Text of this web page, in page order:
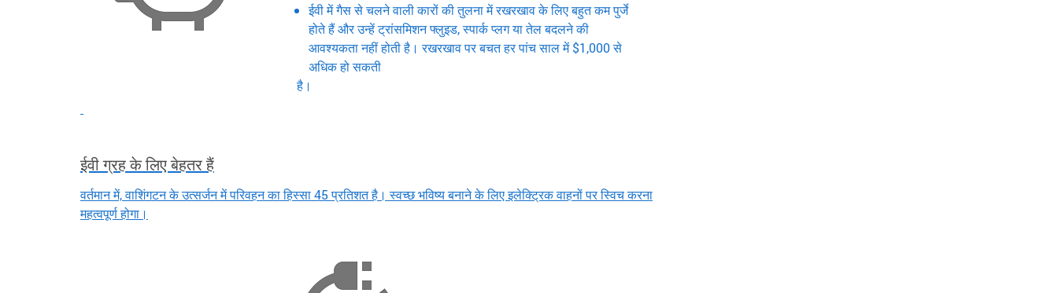
ईवी में गैस से चलने वाली कारों की तुलना में रखरखाव के लिए बहुत कम पुर्जे
होते हैं और उन्हें ट्रांसमिशन फ्लुइड, स्पार्क प्लग या तेल बदलने की
आवश्यकता नहीं होती है। रखरखाव पर बचत हर पांच साल में $1,000 से
अधिक हो सकती
है।
ईवी ग्रह के लिए बेहतर हैं
वर्तमान में, वाशिंगटन के उत्सर्जन में परिवहन का हिस्सा 45 प्रतिशत है। स्वच्छ भविष्य बनाने के लिए इलेक्ट्रिक वाहनों पर स्विच करना
महत्वपूर्ण होगा।